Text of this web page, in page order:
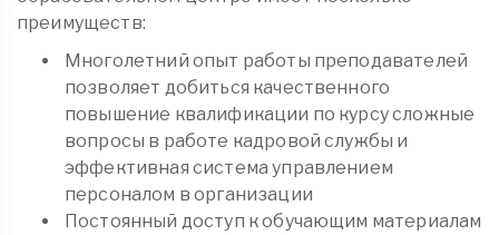
преимуществ:
Многолетний опыт работы преподавателей
позволяет добиться качественного
повышение квалификации по курсу сложные
вопросы в работе кадровой службы и
эффективная система управлением
персоналом в организации
Постоянный доступ к обучающим материалам